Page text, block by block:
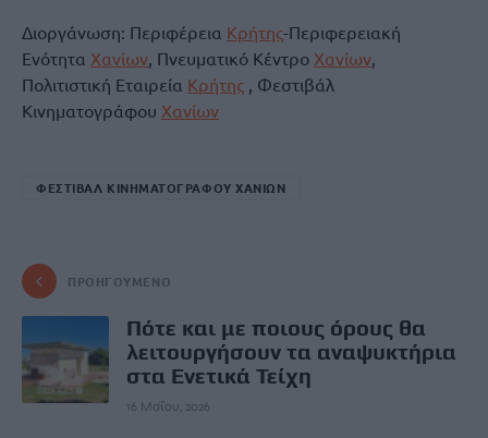
Διοργάνωση: Περιφέρεια Κρήτης-Περιφερειακή
Ενότητα Χανίων, Πνευματικό Κέντρο Χανίων,
Πολιτιστική Εταιρεία Κρήτης , Φεστιβάλ
Κινηματογράφου Χανίων
ΦΕΣΤΙΒΑΛ ΚΙΝΗΜΑΤΟΓΡΑΦΟΥ ΧΑΝΙΩΝ
ΠΡΟΗΓΟΎΜΕΝΟ
Πότε και με ποιους όρους θα
λειτουργήσουν τα αναψυκτήρια
στα Ενετικά Τείχη
16 Μαΐου, 2026